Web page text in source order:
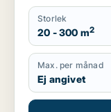
Storlek
20 - 300 m2
Max. per månad
Ej angivet